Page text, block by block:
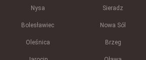
Nysa Sieradz
Bolesławiec Nowa Sól
Oleśnica Brzeg